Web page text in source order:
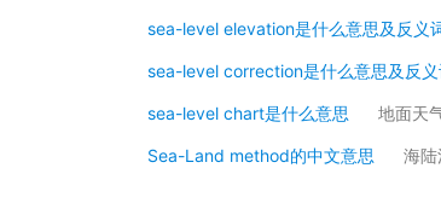
sea-level elevation是什么意思及反义
sea-level correction是什么意思及反义
sea-level chart是什么意思 地面天
Sea-Land method的中文意思 海陆